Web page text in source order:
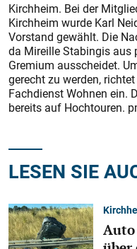
Kirchheim. Bei der
Kirchheim wurde Karl
Vorstand gewählt. Die
da Mireille Stabingis aus
Gremium ausscheidet.
gerecht zu werden,
Fachdienst Wohnen ein.
bereits auf Hochtouren.
LESEN SIE
Auto